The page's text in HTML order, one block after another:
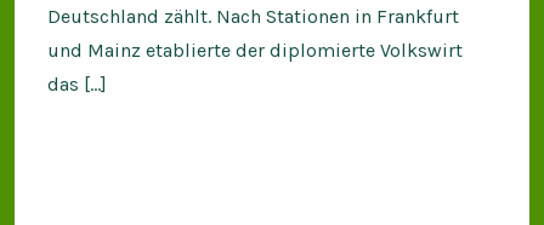
Deutschland zählt. Nach Stationen in Frankfurt
und Mainz etablierte der diplomierte Volkswirt
das […]